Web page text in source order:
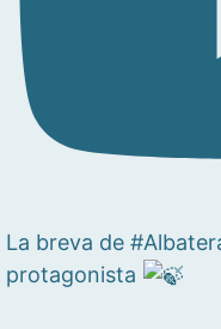
La breva de
protagonista